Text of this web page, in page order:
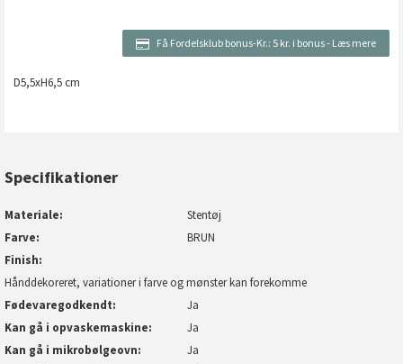
Få Fordelsklub bonus-Kr.: 5 kr. i bonus- Læs mere
D5,5xH6,5 cm
Specifikationer
Materiale
Stentøj
Farve
BRUN
Finish
Hånddekoreret, variationer i farve og mønster kan forekomme
Fødevaregodkendt
Ja
Kan gå i opvaskemaskine
Ja
Kan gå i mikrobølgeovn
Ja